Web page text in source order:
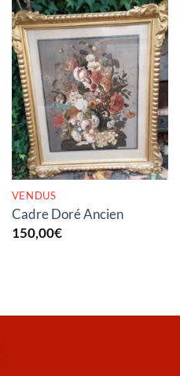
RUPTURE DE STOCK
VENDUS
Cadre Doré Ancien
150,00€